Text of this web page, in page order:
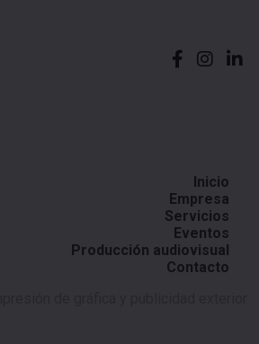
Inicio
Empresa
Servicios
Eventos
Producción audiovisual
Contacto